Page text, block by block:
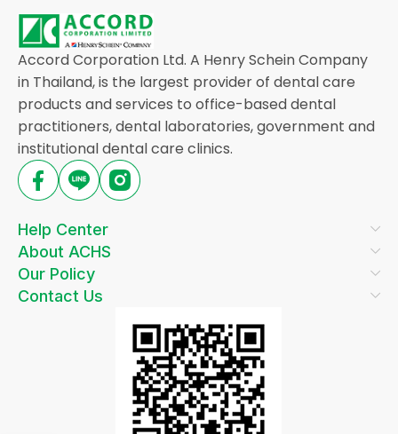
Accord Corporation Ltd. A Henry Schein Company
in Thailand, is the largest provider of dental care
products and services to office-based dental
practitioners, dental laboratories, government and
institutional dental care clinics.
Help Center
About ACHS
Our Policy
Contact Us